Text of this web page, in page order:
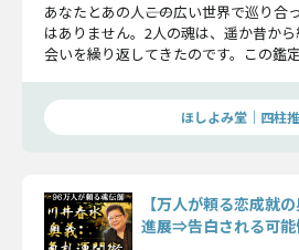
あなたとあの人――この広い世界で巡り
はありません。2人の魂は、遥か昔か
会いを繰り返してきたのです。この鑑
関係を結び直す“究極の方法”をお伝え
ほしよみ堂｜四柱
【万人が頼る恋成就
進展⇒告白される可能